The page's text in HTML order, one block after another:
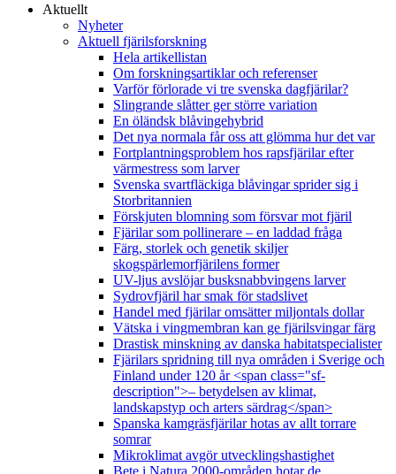
Aktuellt
Nyheter
Aktuell fjärilsforskning
Hela artikellistan
Om forskningsartiklar och referenser
Varför förlorade vi tre svenska dagfjärilar?
Slingrande slåtter ger större variation
En öländsk blåvingehybrid
Det nya normala får oss att glömma hur det var
Fortplantningsproblem hos rapsfjärilar efter
värmestress som larver
Svenska svartfläckiga blåvingar sprider sig i
Storbritannien
Förskjuten blomning som försvar mot fjäril
Fjärilar som pollinerare – en laddad fråga
Färg, storlek och genetik skiljer
skogspärlemorfjärilens former
UV-ljus avslöjar busksnabbvingens larver
Sydrovfjäril har smak för stadslivet
Handel med fjärilar omsätter miljontals dollar
Vätska i vingmembran kan ge fjärilsvingar färg
Drastisk minskning av danska habitatspecialister
Fjärilars spridning till nya områden i Sverige och
Finland under 120 år <span class="sf-
description">– betydelsen av klimat,
landskapstyp och arters särdrag</span>
Spanska kamgräsfjärilar hotas av allt torrare
somrar
Mikroklimat avgör utvecklingshastighet
Bete i Natura 2000-områden hotar de